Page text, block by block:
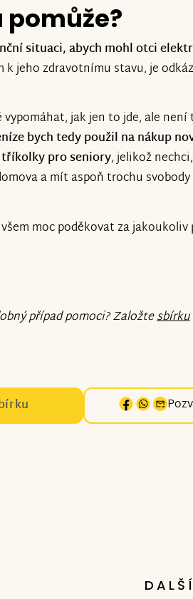
situaci, abych mohl otci
k jeho zdravotnímu stavu, je
jak jen to jde, ale není
bych tedy použil na nákup
pro seniory, jelikož
a mít aspoň trochu
moc poděkovat za jakoukoliv
případ pomoci? Založtesbírku